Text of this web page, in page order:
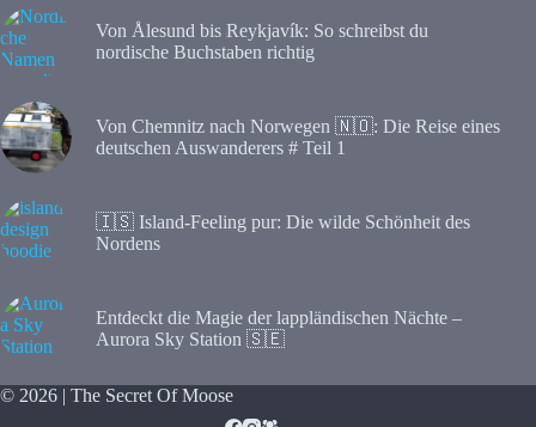
Von Ålesund bis Reykjavík: So schreibst du
nordische Buchstaben richtig
Von Chemnitz nach Norwegen 🇳🇴: Die Reise eines
deutschen Auswanderers # Teil 1
🇮🇸 Island-Feeling pur: Die wilde Schönheit des
Nordens
Entdeckt die Magie der lappländischen Nächte –
Aurora Sky Station 🇸🇪
© 2026 | The Secret Of Moose